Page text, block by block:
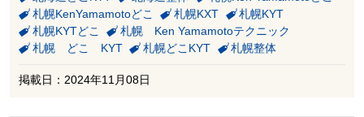
札幌KenYamamotoどこ
札幌KXT
札幌KYT
札幌KYTどこ
札幌 Ken Yamamotoテクニック
札幌 どこ KYT
札幌どこKYT 札幌整体
掲載日：2024年11月08日